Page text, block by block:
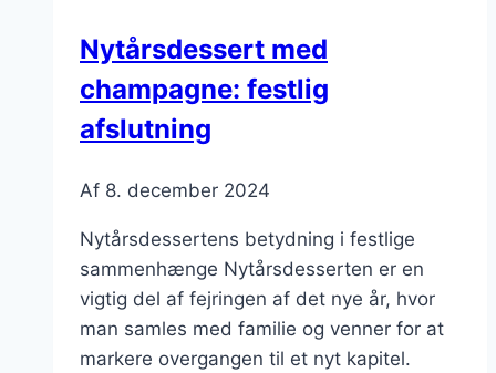
Nytårsdessert med
champagne: festlig
afslutning
Af 8. december 2024
Nytårsdessertens betydning i festlige
sammenhænge Nytårsdesserten er en
vigtig del af fejringen af det nye år, hvor
man samles med familie og venner for at
markere overgangen til et nyt kapitel.